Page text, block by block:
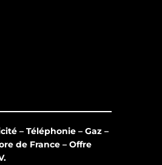
– Téléphonie – Gaz –
de France – Offre